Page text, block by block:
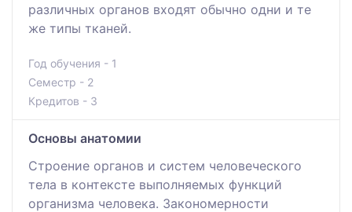
различных органов входят обычно одни и те
же типы тканей.
Год обучения - 1
Семестр - 2
Кредитов - 3
Основы анатомии
Строение органов и систем человеческого
тела в контексте выполняемых функций
организма человека. Закономерности